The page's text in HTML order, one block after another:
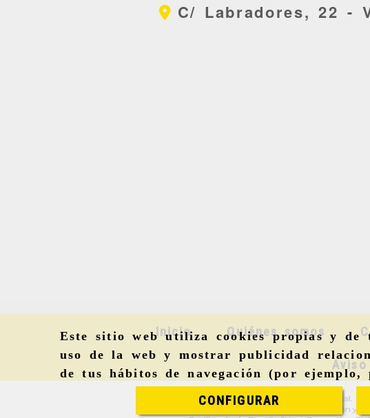
Este sitio web utiliza cookies propias y de
uso de la web y mostrar publicidad
de tus hábitos de navegación (por ejemplo,
CONFIGURAR
C/ Labradores, 22 -
Inicio Quiénes somos
Aviso